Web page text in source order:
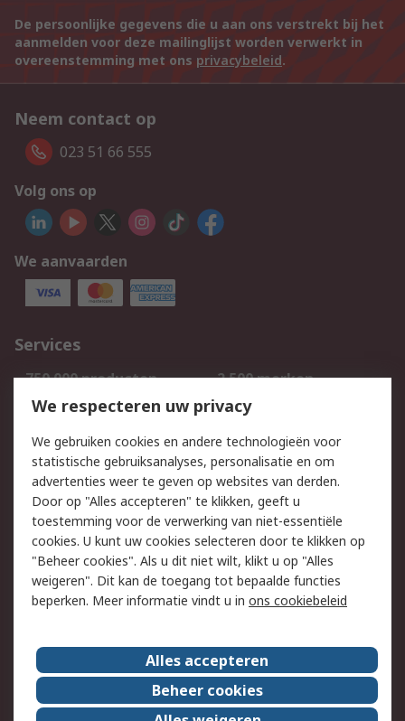
De persoonlijke gegevens die u aan ons verstrekt bij het
aanmelden voor deze mailinglijst worden verwerkt in
overeenstemming met ons privacybeleid.
Neem contact op
023 51 66 555
Volg ons op
We aanvaarden
Services
750.000 producten
2.500 merken
Bestellen
Inkoopoplossingen
Track & Trace
Wettelijk
Cookiebeleid
Email veiligheid
Privacybeleid
Websitevoorwaarden
Algemene
verkoopvoorwaarden
Over RS
RS Group
Over ons
RS wereldwijd
Werken bij RS
We respecteren uw privacy
We gebruiken cookies en andere technologieën voor
statistische gebruiksanalyses, personalisatie en om
advertenties weer te geven op websites van derden.
Door op "Alles accepteren" te klikken, geeft u
toestemming voor de verwerking van niet-essentiële
cookies. U kunt uw cookies selecteren door te klikken op
"Beheer cookies". Als u dit niet wilt, klikt u op "Alles
weigeren". Dit kan de toegang tot bepaalde functies
beperken. Meer informatie vindt u in ons cookiebeleid
Alles accepteren
Beheer cookies